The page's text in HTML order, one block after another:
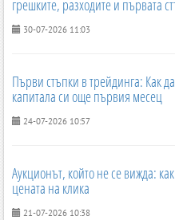
грешките, разходите и първата
30-07-2026 11:03
Първи стъпки в трейдинга: Как
капитала си още първия месец
24-07-2026 10:57
Аукционът, който не се вижда:
цената на клика
21-07-2026 10:38